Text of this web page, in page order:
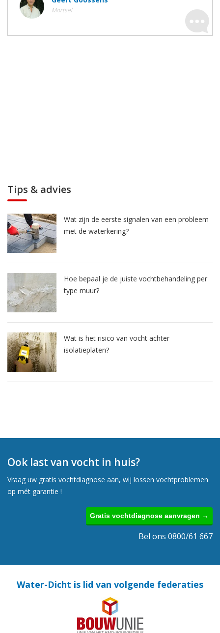
Mortsel
Tips & advies
Wat zijn de eerste signalen van een probleem
met de waterkering?
Hoe bepaal je de juiste vochtbehandeling per
type muur?
Wat is het risico van vocht achter
isolatieplaten?
Ook last van vocht in huis?
Vraag uw gratis vochtdiagnose aan, wij lossen vochtproblemen
op mét garantie !
Gratis vochtdiagnose aanvragen →
Bel ons 0800/61 667
Water-Dicht is lid van volgende federaties